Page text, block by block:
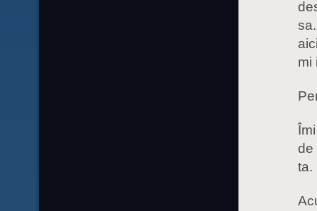
mi
de
ta.